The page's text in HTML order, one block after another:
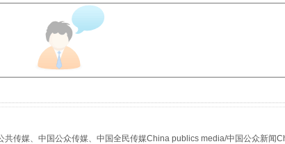
“谁都不怕
传媒、中国公众传媒、中国全民传媒China publics media/中国公众新闻